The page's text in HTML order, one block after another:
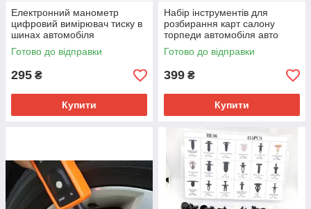
Електронний манометр
цифровий вимірювач тиску в
шинах автомобіля
Готово до відправки
295 ₴
Купити
Набір інструментів для
розбирання карт салону
торпеди автомобіля авто
Готово до відправки
399 ₴
Купити